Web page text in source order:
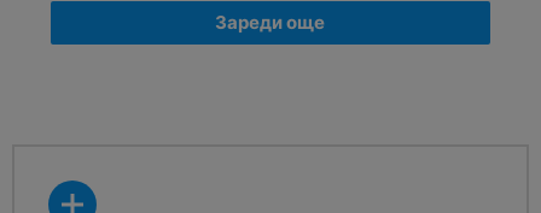
Зареди още